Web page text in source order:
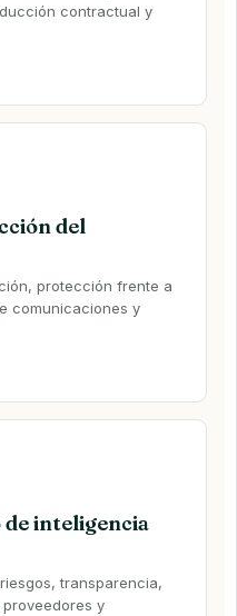
contractual y
del
protección frente a
comunicaciones y
inteligencia
transparencia,
y